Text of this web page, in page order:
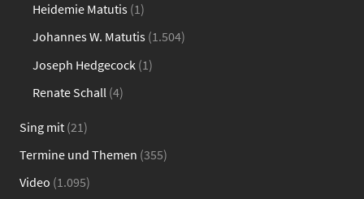
Heidemie Matutis (1)
Johannes W. Matutis (1.504)
Joseph Hedgecock (1)
Renate Schall (4)
Sing mit (21)
Termine und Themen (355)
Video (1.095)